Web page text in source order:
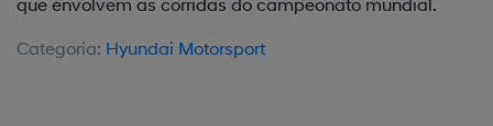
Categoria: Hyundai Motorsport